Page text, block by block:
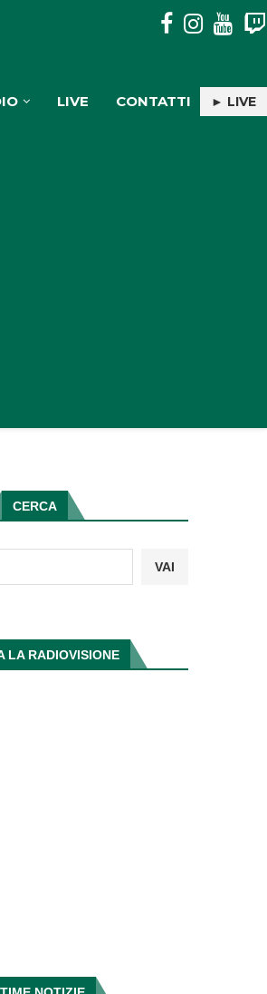
3 SOGGETTI DENUNCIATI PER TRASPORTO
LIVE CONTATTI ► LIVE
CERCA
VAI
LA RADIOVISIONE